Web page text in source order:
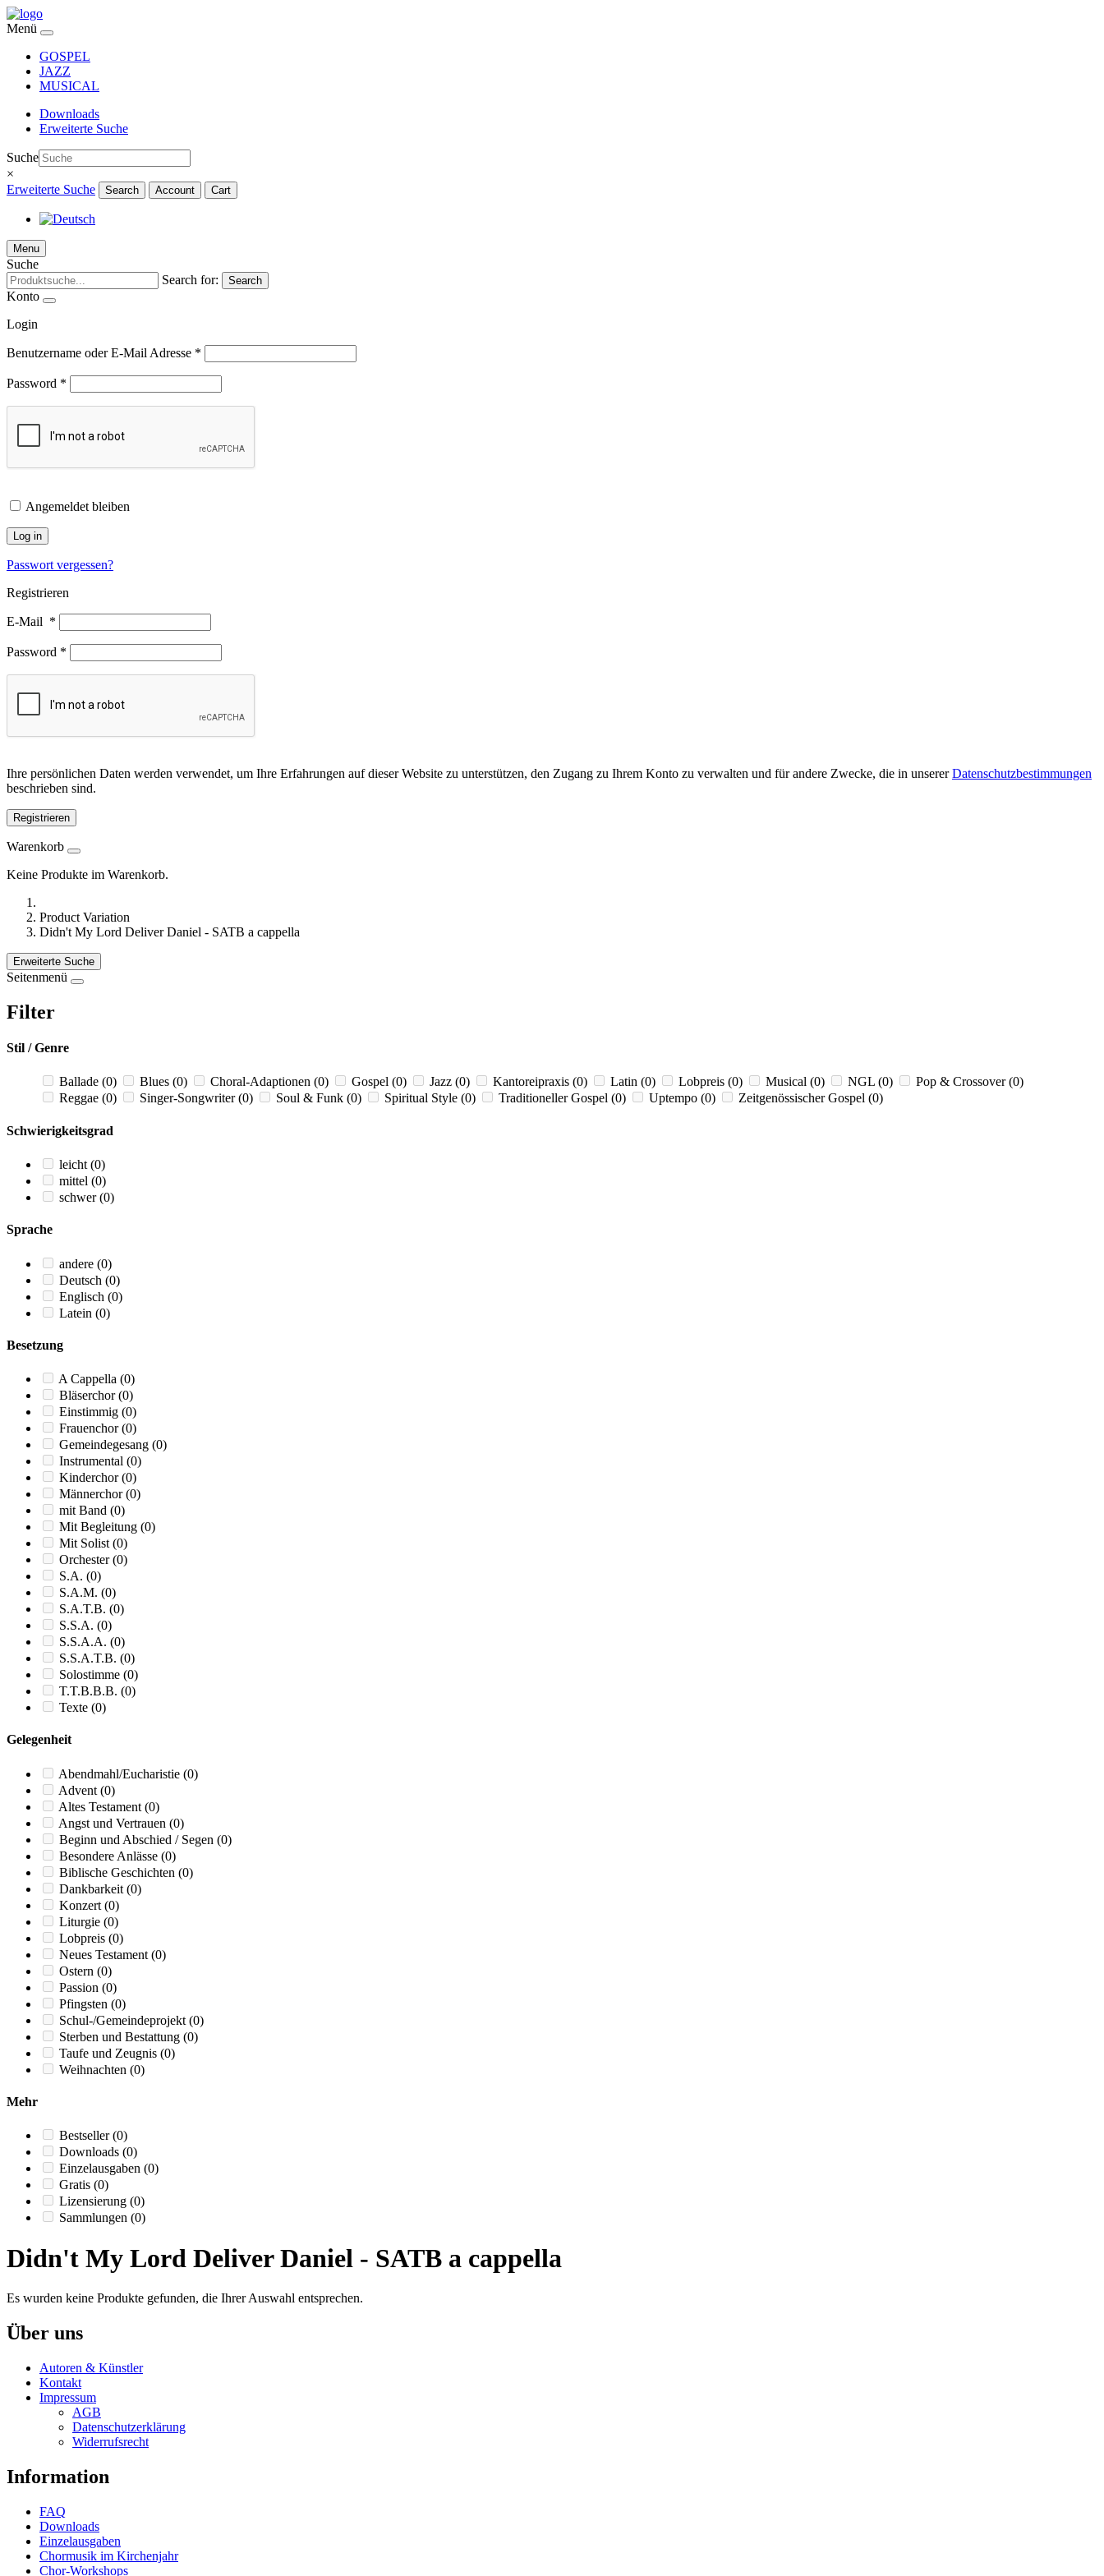
Menü
GOSPEL
JAZZ
MUSICAL
Downloads
Erweiterte Suche
Suche
×
Erweiterte Suche
Search Account Cart
Menu
Suche
Search for:
Search
Konto
Login
Benutzername oder E-Mail Adresse *
Password *
Angemeldet bleiben
Log in
Passwort vergessen?
Registrieren
E-Mail *
Password *
Ihre persönlichen Daten werden verwendet, um Ihre Erfahrungen auf dieser Website zu unterstützen, den Zugang zu Ihrem Konto zu verwalten und für andere Zwecke, die in unsererDatenschutzbestimmungen
beschrieben sind.
Registrieren
Warenkorb
Keine Produkte im Warenkorb.
Product Variation
Didn't My Lord Deliver Daniel - SATB a cappella
Erweiterte Suche
Seitenmenü
Filter
Stil / Genre
Ballade (0) Blues (0) Choral-Adaptionen (0) Gospel (0) Jazz (0) Kantoreipraxis (0) Latin (0) Lobpreis (0) Musical (0) NGL (0) Pop & Crossover(0)
Reggae (0) Singer-Songwriter(0) Soul & Funk (0) Spiritual Style (0) Traditioneller Gospel (0) Uptempo (0) Zeitgenössischer Gospel (0)
Schwierigkeitsgrad
leicht (0)
mittel (0)
schwer(0)
Sprache
andere (0)
Deutsch (0)
Englisch (0)
Latein (0)
Besetzung
A Cappella (0)
Bläserchor(0)
Einstimmig (0)
Frauenchor(0)
Gemeindegesang (0)
Instrumental (0)
Kinderchor(0)
Männerchor(0)
mit Band (0)
Mit Begleitung (0)
Mit Solist (0)
Orchester(0)
S.A. (0)
S.A.M. (0)
S.A.T.B. (0)
S.S.A. (0)
S.S.A.A. (0)
S.S.A.T.B. (0)
Solostimme (0)
T.T.B.B.B. (0)
Texte (0)
Gelegenheit
Abendmahl/Eucharistie (0)
Advent (0)
Altes Testament (0)
Angst und Vertrauen (0)
Beginn und Abschied / Segen (0)
Besondere Anlässe (0)
Biblische Geschichten (0)
Dankbarkeit (0)
Konzert (0)
Liturgie (0)
Lobpreis (0)
Neues Testament (0)
Ostern (0)
Passion (0)
Pfingsten (0)
Schul-/Gemeindeprojekt (0)
Sterben und Bestattung (0)
Taufe und Zeugnis (0)
Weihnachten (0)
Mehr
Bestseller(0)
Downloads (0)
Einzelausgaben (0)
Gratis (0)
Lizensierung (0)
Sammlungen (0)
Didn't My Lord Deliver Daniel - SATB a cappella
Es wurden keine Produkte gefunden, die Ihrer Auswahl entsprechen.
Über uns
Autoren & Künstler
Kontakt
Impressum
AGB
Datenschutzerklärung
Widerrufsrecht
Information
FAQ
Downloads
Einzelausgaben
Chormusik im Kirchenjahr
Chor-Workshops